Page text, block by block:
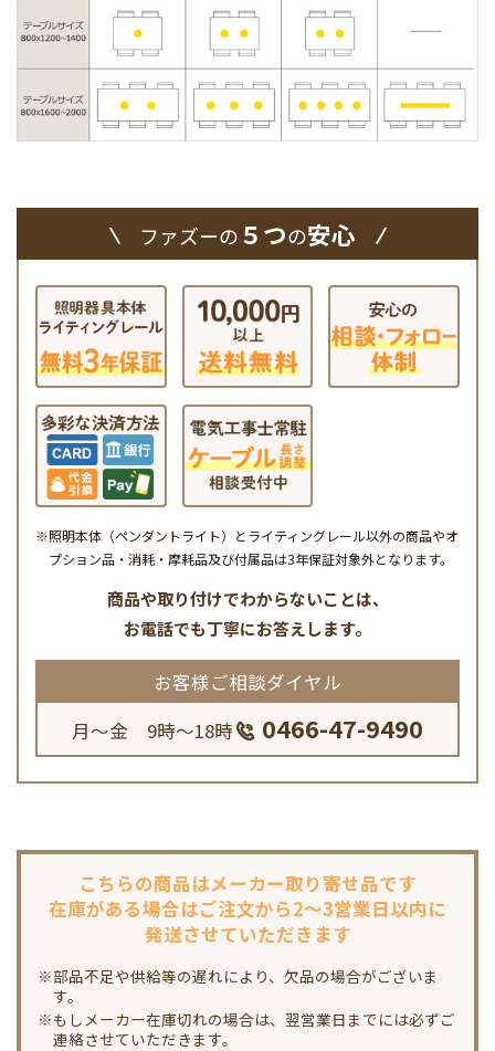
ファズーの５つの安心
※照明本体（ペンダントライト）とライティングレール以外の商品やオ
プション品・消耗・摩耗品及び付属品は3年保証対象外となります。
商品や取り付けでわからないことは、
お電話でも丁寧にお答えします。
お客様ご相談ダイヤル
月～金 9時～18時
0466-47-9490
こちらの商品はメーカー取り寄せ品です
在庫がある場合はご注文から2～3営業日以内に
発送させていただきます
※部品不足や供給等の遅れにより、欠品の場合がございま
す。
※もしメーカー在庫切れの場合は、翌営業日までには必ずご
連絡させていただきます。